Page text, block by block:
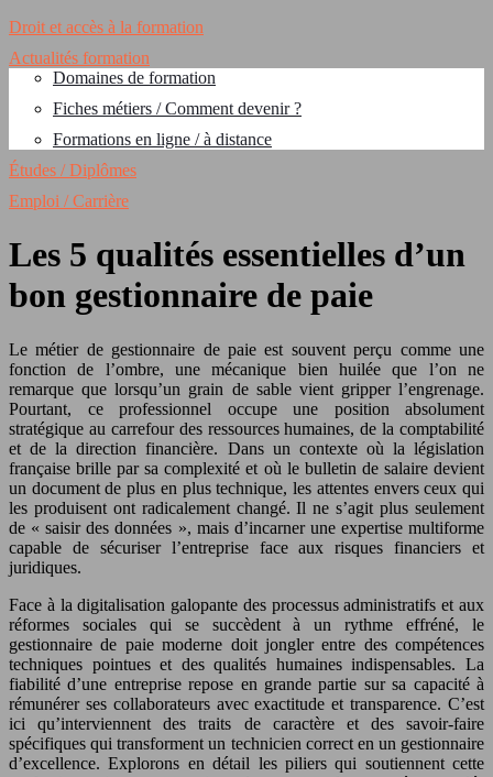
Droit et accès à la formation
Actualités formation
Domaines de formation
Fiches métiers / Comment devenir ?
Formations en ligne / à distance
Études / Diplômes
Emploi / Carrière
Les 5 qualités essentielles d’un
bon gestionnaire de paie
Le métier de gestionnaire de paie est souvent perçu comme une
fonction de l’ombre, une mécanique bien huilée que l’on ne
remarque que lorsqu’un grain de sable vient gripper l’engrenage.
Pourtant, ce professionnel occupe une position absolument
stratégique au carrefour des ressources humaines, de la comptabilité
et de la direction financière. Dans un contexte où la législation
française brille par sa complexité et où le bulletin de salaire devient
un document de plus en plus technique, les attentes envers ceux qui
les produisent ont radicalement changé. Il ne s’agit plus seulement
de « saisir des données », mais d’incarner une expertise multiforme
capable de sécuriser l’entreprise face aux risques financiers et
juridiques.
Face à la digitalisation galopante des processus administratifs et aux
réformes sociales qui se succèdent à un rythme effréné, le
gestionnaire de paie moderne doit jongler entre des compétences
techniques pointues et des qualités humaines indispensables. La
fiabilité d’une entreprise repose en grande partie sur sa capacité à
rémunérer ses collaborateurs avec exactitude et transparence. C’est
ici qu’interviennent des traits de caractère et des savoir-faire
spécifiques qui transforment un technicien correct en un gestionnaire
d’excellence. Explorons en détail les piliers qui soutiennent cette